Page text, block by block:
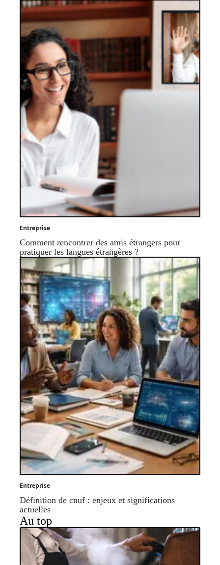
Entreprise
Comment rencontrer des amis étrangers pour
pratiquer les langues étrangères ?
Entreprise
Définition de cnuf : enjeux et significations
actuelles
Au top